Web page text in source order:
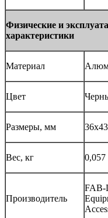
Физические и
характеристики
Материал
Цвет
Размеры, мм
Вес, кг 0,057
Производитель
FAB-